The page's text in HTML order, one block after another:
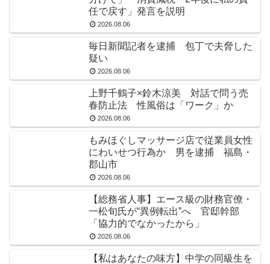
任で戻す」発言を説明
2026.08.06
毎日新聞記者を逮捕 包丁で夫脅した
疑い
2026.08.06
上野千鶴子×鈴木涼美 対話で問う売
春防止法 性風俗は「ワーク」か
2026.08.06
もみほぐしマッサージ店で従業員女性
にわいせつ行為か 男を逮捕 福島・
郡山市
2026.08.06
【総務省人事】エース級の財務官僚・
一松旬氏が“異例転出”へ 官邸幹部
「協力的でなかったから」
2026.08.06
【私はあなたの味方】中学の同級生を